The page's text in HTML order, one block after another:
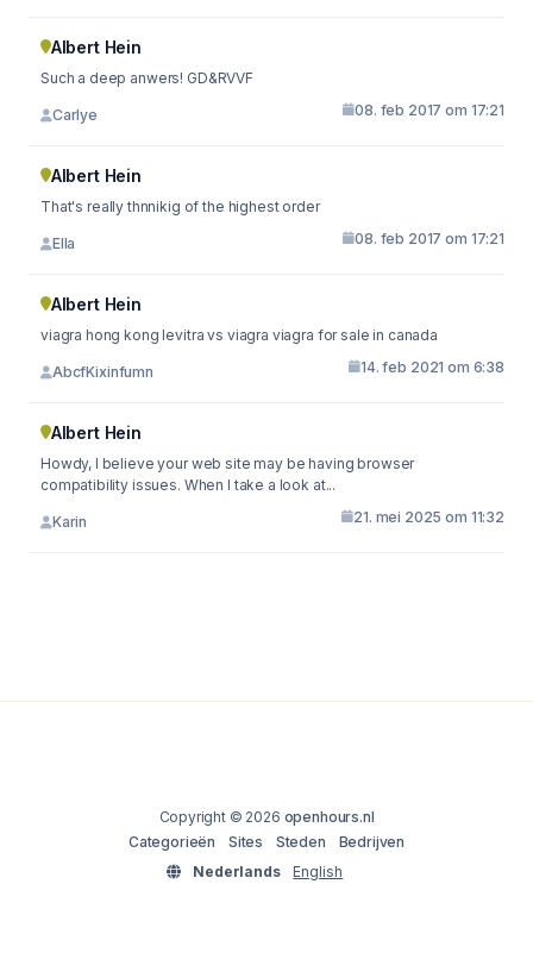
Albert Hein
Such a deep anwers! GD&RVVF
Carlye 08. feb 2017 om 17:21
Albert Hein
That's really thnnikig of the highest order
Ella 08. feb 2017 om 17:21
Albert Hein
viagra hong kong levitra vs viagra viagra for sale in canada
AbcfKixinfumn 14. feb 2021 om 6:38
Albert Hein
Howdy, I believe your web site may be having browser
compatibility issues. When I take a look at...
Karin 21. mei 2025 om 11:32
Copyright © 2026 openhours.nl
Categorieën
Sites Steden
Bedrijven
Nederlands
English